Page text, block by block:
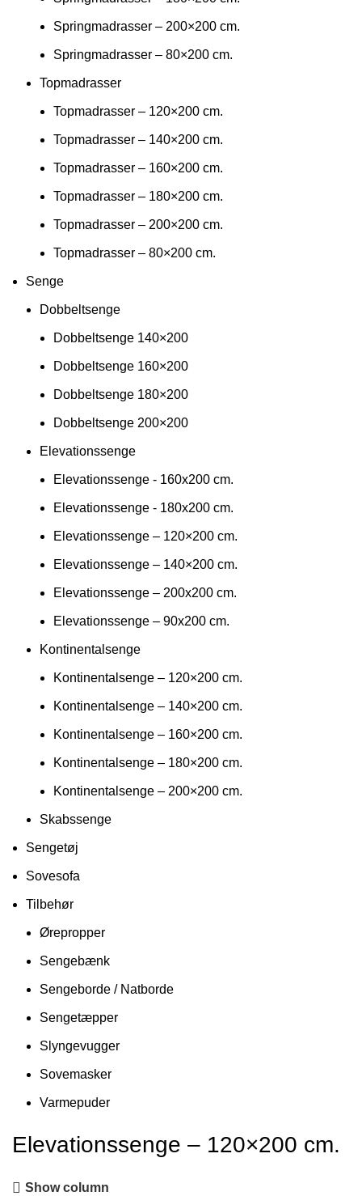
Springmadrasser – 200×200 cm.
Springmadrasser – 80×200 cm.
Topmadrasser
Topmadrasser – 120×200 cm.
Topmadrasser – 140×200 cm.
Topmadrasser – 160×200 cm.
Topmadrasser – 180×200 cm.
Topmadrasser – 200×200 cm.
Topmadrasser – 80×200 cm.
Senge
Dobbeltsenge
Dobbeltsenge 140×200
Dobbeltsenge 160×200
Dobbeltsenge 180×200
Dobbeltsenge 200×200
Elevationssenge
Elevationssenge - 160x200 cm.
Elevationssenge - 180x200 cm.
Elevationssenge – 120×200 cm.
Elevationssenge – 140×200 cm.
Elevationssenge – 200x200 cm.
Elevationssenge – 90x200 cm.
Kontinentalsenge
Kontinentalsenge – 120×200 cm.
Kontinentalsenge – 140×200 cm.
Kontinentalsenge – 160×200 cm.
Kontinentalsenge – 180×200 cm.
Kontinentalsenge – 200×200 cm.
Skabssenge
Sengetøj
Sovesofa
Tilbehør
Ørepropper
Sengebænk
Sengeborde / Natborde
Sengetæpper
Slyngevugger
Sovemasker
Varmepuder
Elevationssenge – 120×200 cm.
Show column